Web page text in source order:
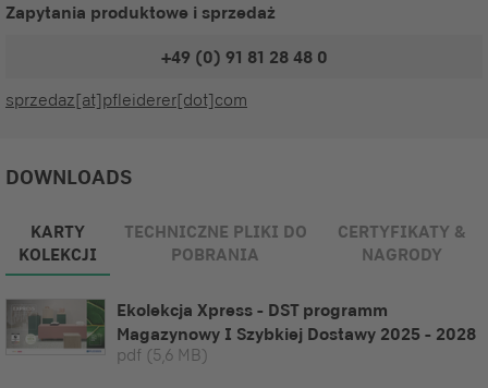
Zapytania produktowe i sprzedaż
+49 (0) 91 81 28 48 0
sprzedaz[at]pfleiderer[dot]com
DOWNLOADS
KARTY
KOLEKCJI
TECHNICZNE PLIKI DO
POBRANIA
CERTYFIKATY &
NAGRODY
Ekolekcja Xpress - DST programm
Magazynowy I Szybkiej Dostawy 2025 - 2028
pdf (5,6 MB)